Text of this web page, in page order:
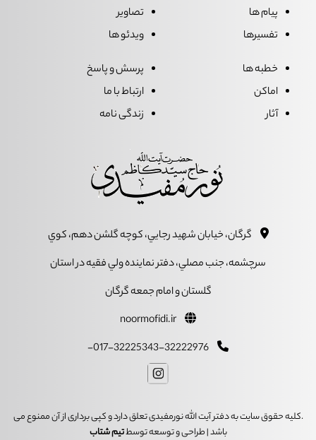
پیام ها
تفسیرها
تصاویر
ویدئو ها
خطبه ها
اماکن
آثار
پرسش و پاسخ
ارتباط با ما
زندگی نامه
گرگان، خيابان شهيد رجايي، کوچه گلشن دهم، کوي
سرچشمه، جنب مصلي، دفتر نماينده ولي فقيه در استان
گلستان و امام جمعه گرگان
.کلیه حقوق سایت به دفتر آیت الله نورمفیدی تعلق دارد و کپی برداری از آن ممنوع می
باشد | طراحی و توسعه توسطتیم شتاب